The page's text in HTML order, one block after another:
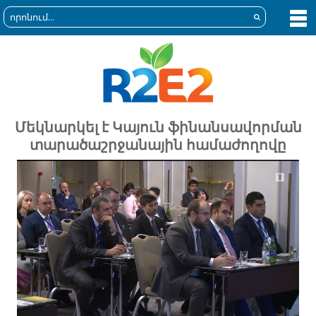
Մեկնարկել է Կայուն ֆինանսավորման
տարածաշրջանային համաժողովը